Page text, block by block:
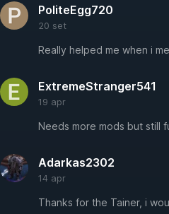
PoliteEgg720
20 set
Really helped me when i
ExtremeStranger541
19 apr
Needs more mods but still
Adarkas2302
14 apr
Thanks for the Tainer, i